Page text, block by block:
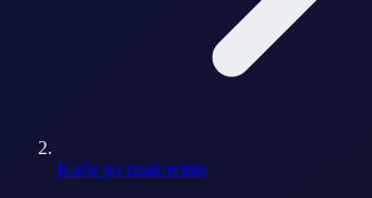
Kuće po znakovima